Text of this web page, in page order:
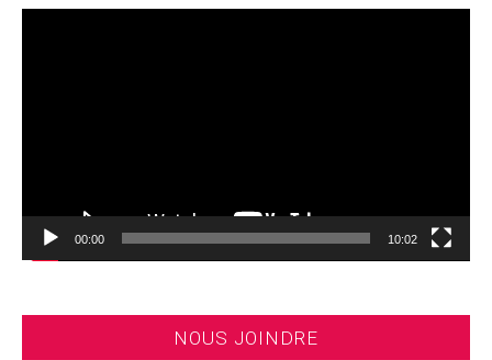
00:00 10:02
NOUS JOINDRE